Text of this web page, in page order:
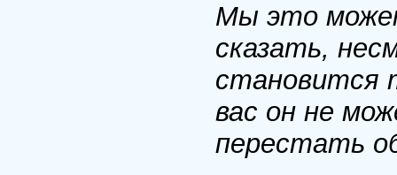
Мы это
сказать,
становится
вас он не
перестать